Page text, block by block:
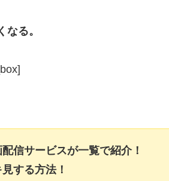
る。
信サービスが一覧で紹介！
する方法！